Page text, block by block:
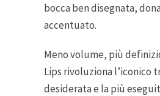
bocca ben disegnata,
accentuato.
Meno volume, più
Lips rivoluziona l’iconico
desiderata e la più